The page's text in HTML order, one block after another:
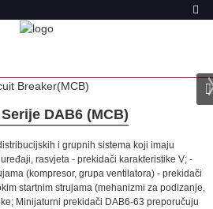
DAB6 (MCB)
i grupnih sistema koji imaju
rasvjeta - prekidači karakteristike V; -
(kompresor, grupa ventilatora) - prekidači
startnim strujama (mehanizmi za podizanje,
Minijaturni prekidači DAB6-63 preporučuju